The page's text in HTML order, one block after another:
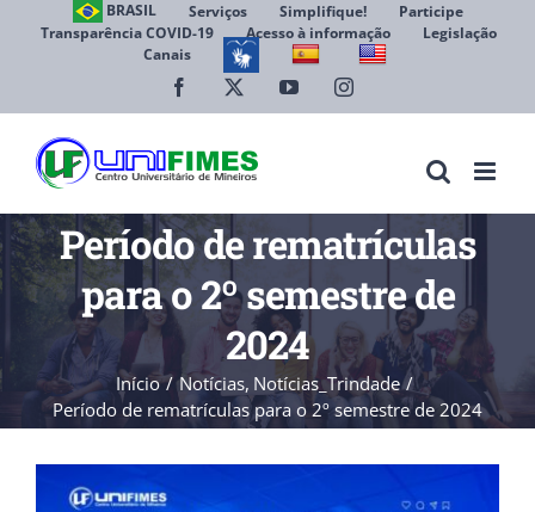
BRASIL Serviços Simplifique!
Participe
Transparência COVID-19
Acesso à informação
Legislação
Canais
Facebook YouTubeInstagram
Período de rematrículas
para o 2º semestre de
2024
Início Notícias Notícias_Trindade
Período de rematrículas para o 2º semestre de 2024
Larger